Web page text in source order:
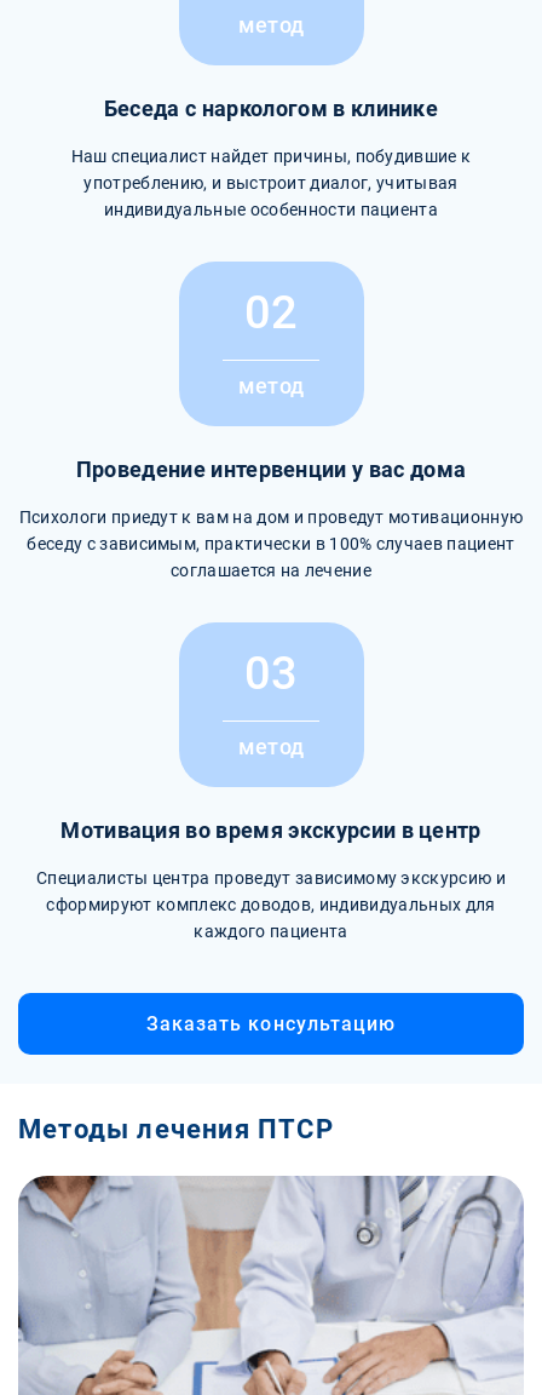
метод
Беседа с наркологом в клинике
Наш специалист найдет причины, побудившие к
употреблению, и выстроит диалог, учитывая
индивидуальные особенности пациента
02
метод
Проведение интервенции у вас дома
Психологи приедут к вам на дом и проведут мотивационную
беседу с зависимым, практически в 100% случаев пациент
соглашается на лечение
03
метод
Мотивация во время экскурсии в центр
Специалисты центра проведут зависимому экскурсию и
сформируют комплекс доводов, индивидуальных для
каждого пациента
Заказать консультацию
Методы лечения ПТСР